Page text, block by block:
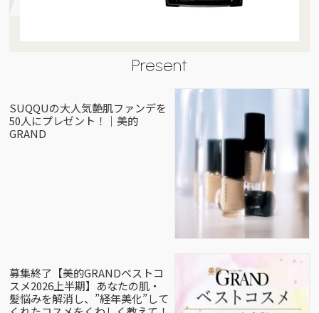
Present
SUQQUの大人気艶肌ファンデを
50人にプレゼント！｜美的
GRAND
募集終了【美的GRANDベストコ
スメ2026上半期】あなたの肌・
髪悩みを解消し、”経年美化”して